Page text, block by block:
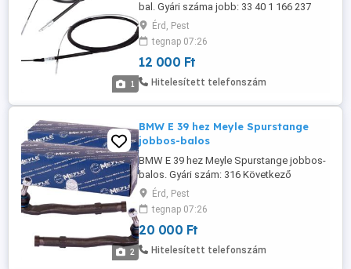
1
bal. Gyári száma jobb: 33 40 1 166 237
(régi:34 40 1 162 999); bal: 34 40 1 166 234
(régi: 34 40 1 162 998)
Érd, Pest
tegnap 07:26
12 000 Ft
Hitelesített telefonszám
2
BMW E 39 hez Meyle Spurstange
jobbos-balos
BMW E 39 hez Meyle Spurstange jobbos-
balos. Gyári szám: 316 Következő
számokkal egyezik: BMW: 32111094674,
BMW: 32111094673, CORTECO: 49399531,
49399532, FAI AutoParts: SS1025,
SS1026, LEMFÖRDER: 1334101, 1334201,
NK: 5 , A.B.S.: 23 , MONROE: L11104,
Érd, Pest
tegnap 07:26
20 000 Ft
Hitelesített telefonszám